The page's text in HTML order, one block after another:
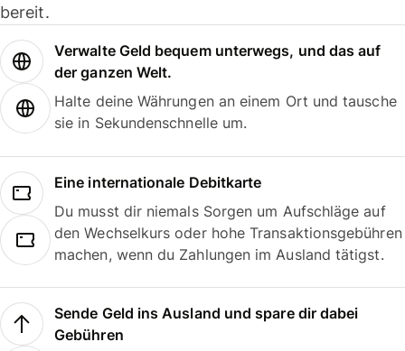
bereit.
Verwalte Geld bequem unterwegs, und das auf
der ganzen Welt.
Halte deine Währungen an einem Ort und tausche
sie in Sekundenschnelle um.
Eine internationale Debitkarte
Du musst dir niemals Sorgen um Aufschläge auf
den Wechselkurs oder hohe Transaktionsgebühren
machen, wenn du Zahlungen im Ausland tätigst.
Sende Geld ins Ausland und spare dir dabei
Gebühren